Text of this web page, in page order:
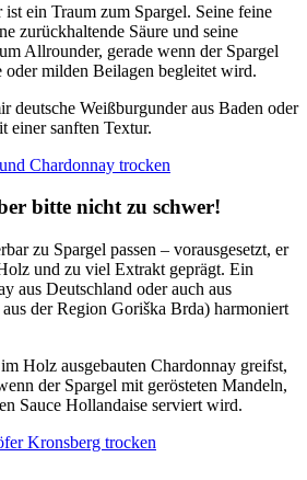
ein Traum zum Spargel. Seine feine
zurückhaltende Säure und seine
Allrounder, gerade wenn der Spargel
oder milden Beilagen begleitet wird.
deutsche Weißburgunder aus Baden oder
einer sanften Textur.
bitte nicht zu schwer!
zu Spargel passen – vorausgesetzt, er
und zu viel Extrakt geprägt. Ein
aus Deutschland oder auch aus
der Region Goriška Brda) harmoniert
Holz ausgebauten Chardonnay greifst,
der Spargel mit gerösteten Mandeln,
Sauce Hollandaise serviert wird.